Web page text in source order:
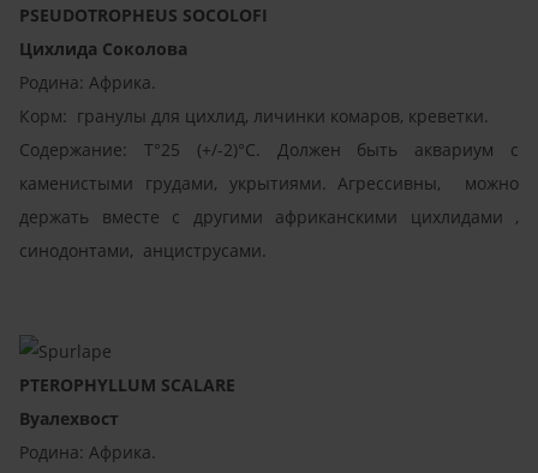
PSEUDOTROPHEUS SOCOLOFI
Цихлида Соколова
Родина: Африка.
Корм: гранулы для цихлид, личинки комаров, креветки.
Содержание: T°25 (+/-2)°C. Должен быть аквариум с
каменистыми грудами, укрытиями. Агрессивны, можно
держать вместе с другими африканскими цихлидами ,
синодонтами, анциструсами.
PTEROPHYLLUM SCALARE
Вуалехвост
Родина: Африка.